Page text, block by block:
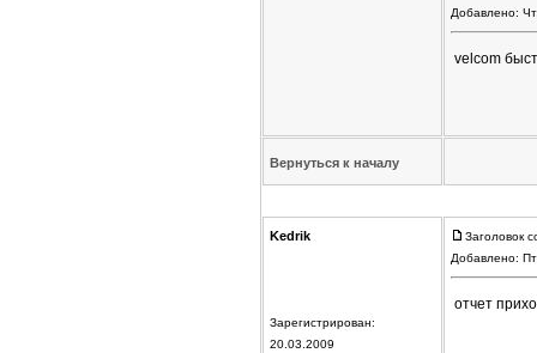
Добавлено:
velcom
Вернуться к началу
Kedrik
Зарегистрирован:
20.03.2009
Заголовок
Добавлено:
отчет